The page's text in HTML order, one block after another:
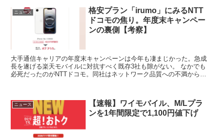
ニュース
格安プラン「irumo」にみるNTT
ドコモの焦り。年度末キャンペー
ンの裏側【考察】
大手通信キャリアの年度末キャンペーンは今年も凄まじかった。急成
長を遂げる楽天モバイルに対抗すべく既存3社も隙がない。 なかでも
必死だったのがNTTドコモ。同社はネットワーク品質への不満からユ
ニュース
【速報】ワイモバイル、M/Lプラ
ンを1年間限定で1,100円値下げ